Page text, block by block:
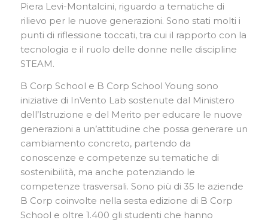
Piera Levi-Montalcini, riguardo a tematiche di
rilievo per le nuove generazioni. Sono stati molti i
punti di riflessione toccati, tra cui il rapporto con la
tecnologia e il ruolo delle donne nelle discipline
STEAM.
B Corp School e B Corp School Young sono
iniziative di InVento Lab sostenute dal Ministero
dell’Istruzione e del Merito per educare le nuove
generazioni a un’attitudine che possa generare un
cambiamento concreto, partendo da
conoscenze e competenze su tematiche di
sostenibilità, ma anche potenziando le
competenze trasversali. Sono più di 35 le aziende
B Corp coinvolte nella sesta edizione di B Corp
School e oltre 1.400 gli studenti che hanno